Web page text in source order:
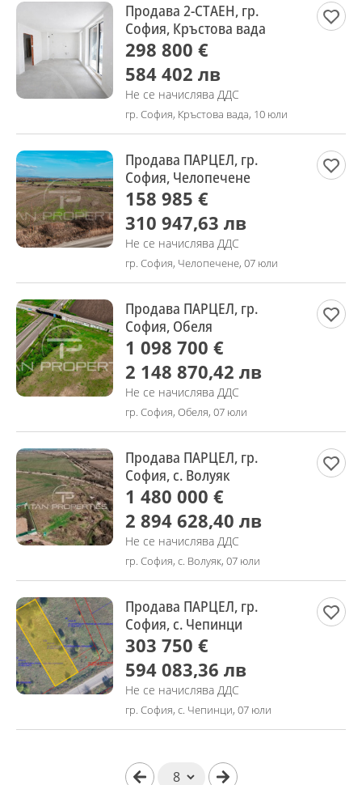
Продава 2-СТАЕН, гр.
София, Кръстова вада
298 800 €
584 402 лв
Не се начислява ДДС
гр. София, Кръстова вада, 10 юли
Продава ПАРЦЕЛ, гр.
София, Челопечене
158 985 €
310 947,63 лв
Не се начислява ДДС
гр. София, Челопечене, 07 юли
Продава ПАРЦЕЛ, гр.
София, Обеля
1 098 700 €
2 148 870,42 лв
Не се начислява ДДС
гр. София, Обеля, 07 юли
Продава ПАРЦЕЛ, гр.
София, с. Волуяк
1 480 000 €
2 894 628,40 лв
Не се начислява ДДС
гр. София, с. Волуяк, 07 юли
Продава ПАРЦЕЛ, гр.
София, с. Чепинци
303 750 €
594 083,36 лв
Не се начислява ДДС
гр. София, с. Чепинци, 07 юли